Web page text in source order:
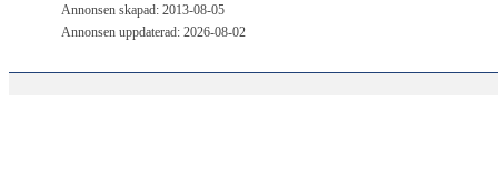
Annonsen skapad: 2013-08-05
Annonsen uppdaterad: 2026-08-02